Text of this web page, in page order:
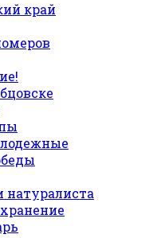
край
натуралиста